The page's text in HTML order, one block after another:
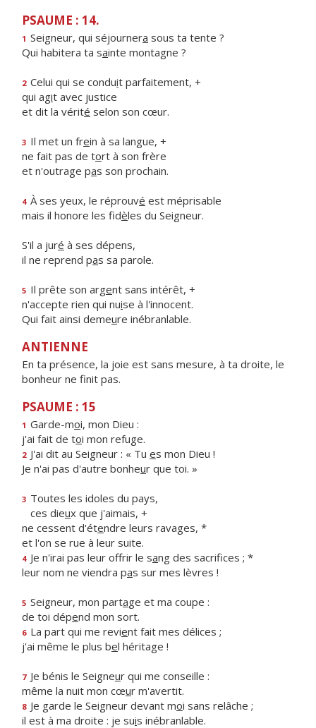
PSAUME : 14.
1 Seigneur, qui séjournera sous ta tente ?
Qui habitera ta sainte montagne ?
2 Celui qui se conduit parfaitement, +
qui agit avec justice
et dit la vérité selon son cœur.
3 Il met un frein à sa langue, +
ne fait pas de tort à son frère
et n'outrage pas son prochain.
4 À ses yeux, le réprouvé est méprisable
mais il honore les fidèles du Seigneur.
S'il a juré à ses dépens,
il ne reprend pas sa parole.
5 Il prête son argent sans intérêt, +
n'accepte rien qui nuise à l'innocent.
Qui fait ainsi demeure inébranlable.
ANTIENNE
En ta présence, la joie est sans mesure, à ta droite, le
bonheur ne finit pas.
PSAUME : 15
1 Garde-moi, mon Dieu :
j'ai fait de toi mon refuge.
2 J'ai dit au Seigneur : « Tu es mon Dieu !
Je n'ai pas d'autre bonheur que toi. »
3 Toutes les idoles du pays,
ces dieux que j'aimais, +
ne cessent d'étendre leurs ravages, *
et l'on se rue à leur suite.
4 Je n'irai pas leur offrir le sang des sacrifices ; *
leur nom ne viendra pas sur mes lèvres !
5 Seigneur, mon partage et ma coupe :
de toi dépend mon sort.
6 La part qui me revient fait mes délices ;
j'ai même le plus bel héritage !
7 Je bénis le Seigneur qui me conseille :
même la nuit mon cœur m'avertit.
8 Je garde le Seigneur devant moi sans relâche ;
il est à ma droite : je suis inébranlable.